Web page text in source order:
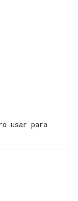
usar para